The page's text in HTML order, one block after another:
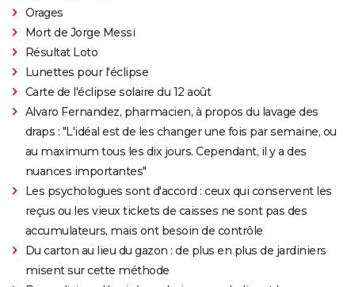
Orages
Mort de Jorge Messi
Résultat Loto
Lunettes pour l'éclipse
Carte de l'éclipse solaire du 12 août
Alvaro Fernandez, pharmacien, à propos du lavage des
draps : "L'idéal est de les changer une fois par semaine, ou
au maximum tous les dix jours. Cependant, il y a des
nuances importantes"
Les psychologues sont d'accord : ceux qui conservent les
reçus ou les vieux tickets de caisses ne sont pas des
accumulateurs, mais ont besoin de contrôle
Du carton au lieu du gazon : de plus en plus de jardiniers
misent sur cette méthode